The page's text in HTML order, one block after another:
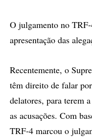
O julgamento no
apresentação das
Recentemente, o
têm direito de falar
delatores, para terem
as acusações. Com
TRF-4 marcou o